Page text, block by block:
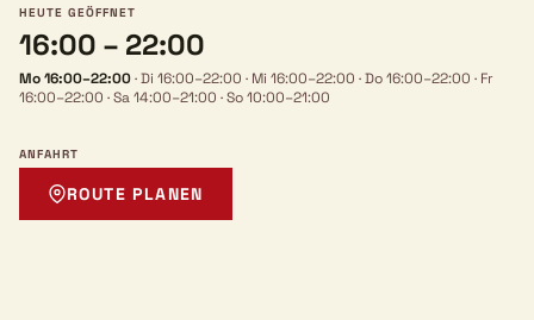
HEUTE GEÖFFNET
16:00 – 22:00
Mo 16:00–22:00·Di 16:00–22:00 · Mi 16:00–22:00 ·Do 16:00–22:00 · Fr
16:00–22:00 ·Sa 14:00–21:00 ·So 10:00–21:00
ANFAHRT
ROUTE PLANEN